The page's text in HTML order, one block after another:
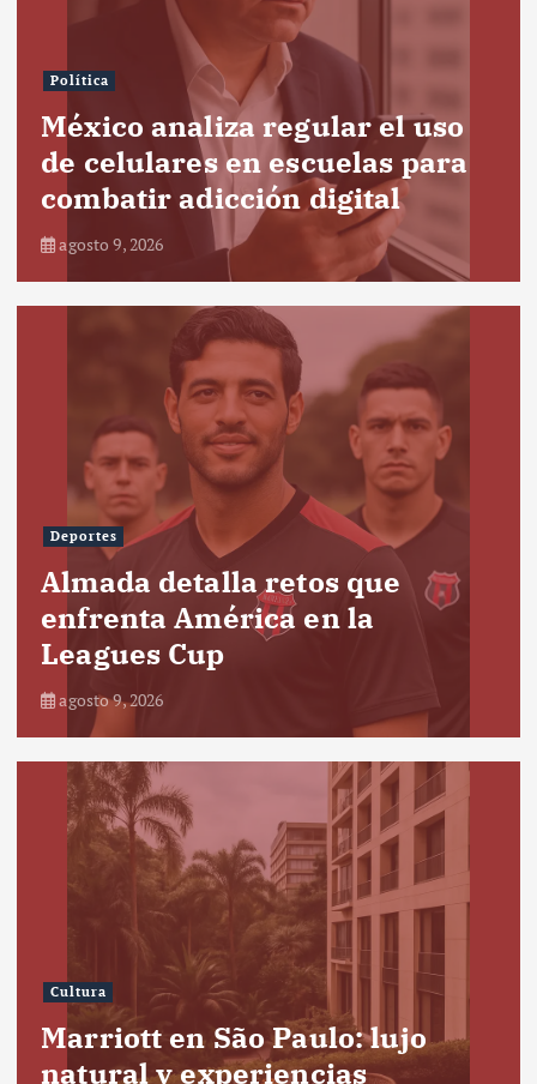
Política
México analiza regular el uso
de celulares en escuelas para
combatir adicción digital
agosto 9, 2026
Deportes
Almada detalla retos que
enfrenta América en la
Leagues Cup
agosto 9, 2026
Cultura
Marriott en São Paulo: lujo
natural y experiencias